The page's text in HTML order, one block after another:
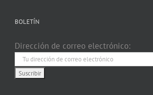
BOLETÍN
Dirección de correo electrónico: